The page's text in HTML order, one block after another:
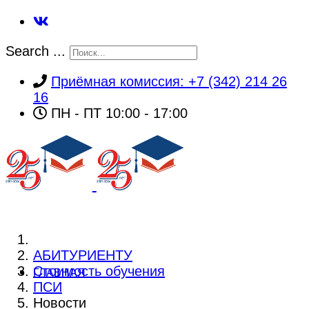
Search ...
Приёмная комиссия: +7 (342) 214 26
16
ПН - ПТ 10:00 - 17:00
ГЛАВНАЯ
АБИТУРИЕНТУ
Стоимость обучения
ПСИ
Новости